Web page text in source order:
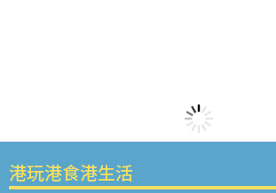
港玩港食港生活